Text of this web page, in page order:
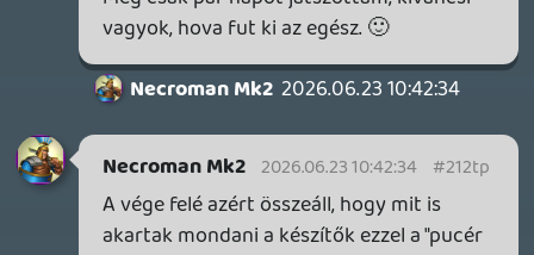
Kérdés, hogy a fenti miatt érdemes volt-e
megkongatni a "Jaj, a szólásszabadság /
művészi önkifejezés!" vészharangot?